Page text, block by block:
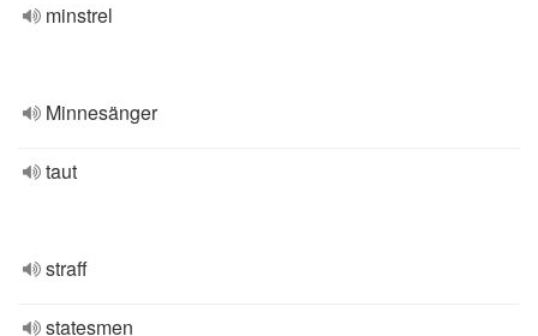
minstrel
Minnesänger
taut
straff
statesmen